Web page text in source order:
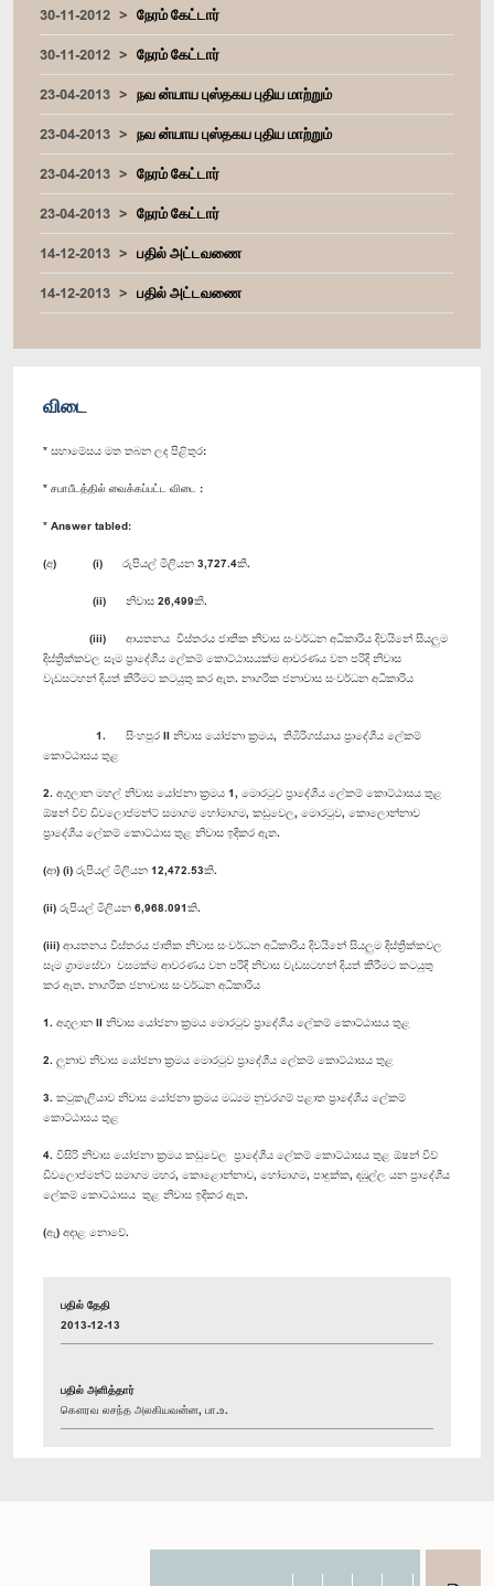
30-11-2012
நேரம் கேட்டார்
30-11-2012
நேரம் கேட்டார்
23-04-2013
நவ ன்யாய புஸ்தகய புதிய மாற்றும்
23-04-2013
நவ ன்யாய புஸ்தகய புதிய மாற்றும்
23-04-2013
நேரம் கேட்டார்
23-04-2013
நேரம் கேட்டார்
14-12-2013
பதில் அட்டவணை
14-12-2013
பதில் அட்டவணை
விடை
* සභාමේසය මත තබන ලද පිළිතුර:
* சபாபீடத்தில் வைக்கப்பட்ட விடை :
* Answer tabled:
(අ) (i) රුපියල් මිලියන 3,727.4කි.
(ii) නිවාස 26,499කි.
(iii) ආයතනය විස්තරය ජාතික නිවාස සංවර්ධන අධිකාරිය දිවයිනේ සියලුම
දිස්ත්‍රික්කවල සෑම ප්‍රාදේශීය ලේකම් කොට්ඨාසයක්ම ආවරණය වන පරිදි නිවාස
වැඩසටහන් දියත් කිරීමට කටයුතු කර ඇත. නාගරික ජනාවාස සංවර්ධන අධිකාරිය
1. සිංහපුර II නිවාස යෝජනා ක්‍රමය, තිඹිරිගස්යාය ප්‍රාදේශීය ලේකම්
කොට්ඨාසය තුළ
2. අගුලාන මහල් නිවාස යෝජනා ක්‍රමය 1, මොරටුව ප්‍රාදේශීය ලේකම් කොට්ඨාසය තුළ
ඕෂන් විව් ‍ඩිවලොප්මන්ට් සමාගම හෝමාගම, කඩුවෙල, මොරටුව, කොලොන්නාව
ප්‍රාදේශීය ලේකම් කොට්ඨාස තුළ නිවාස ඉදිකර ඇත.
(ආ) (i) රුපියල් මිලියන 12,472.53කි.
(ii) රුපියල් මිලියන 6,968.091කි.
(iii) ආයතනය විස්තරය ජාතික නිවාස සංවර්ධන අධිකාරිය දිවයිනේ සියලුම දිස්ත්‍රික්කවල
සෑම ග්‍රාමසේවා වසමක්ම ආවරණය වන පරිදි නිවාස වැඩසටහන් දියත් කිරීමට කටයුතු
කර ඇත. නාගරික ජනාවාස සංවර්ධන අධිකාරිය
1. අගුලාන II නිවාස යෝජනා ක්‍රමය මොරටුව ප්‍රාදේශීය ලේකම් කොට්ඨාසය තුළ
2. ලුනාව නිවාස යෝජනා ක්‍රමය මොරටුව ප්‍රාදේශීය ලේකම් කොට්ඨාසය තුළ
3. කටුකැලියාව නිවාස යෝජනා ක්‍රමය මධ්‍යම නුවරගම් පළාත ප්‍රාදේශීය ලේකම්
කොට්ඨාසය තුළ
4. විසිරි නිවාස යෝජනා ක්‍රමය කඩුවෙල ප්‍රාදේශීය ලේකම් කොට්ඨාසය තුළ ඕෂන් විව්
ඩිවලොප්මන්ට් සමාගම මහර, කොළොන්නාව, හෝමාගම, පාදුක්ක, දඹුල්ල යන ප්‍රාදේශීය
ලේකම් කොට්ඨාසය තුළ නිවාස ඉදිකර ඇත.
(ඇ) අදාළ නොවේ.
பதில் தேதி
2013-12-13
பதில் அளித்தார்
கௌரவ லசந்த அலகியவன்ன, பா.உ.